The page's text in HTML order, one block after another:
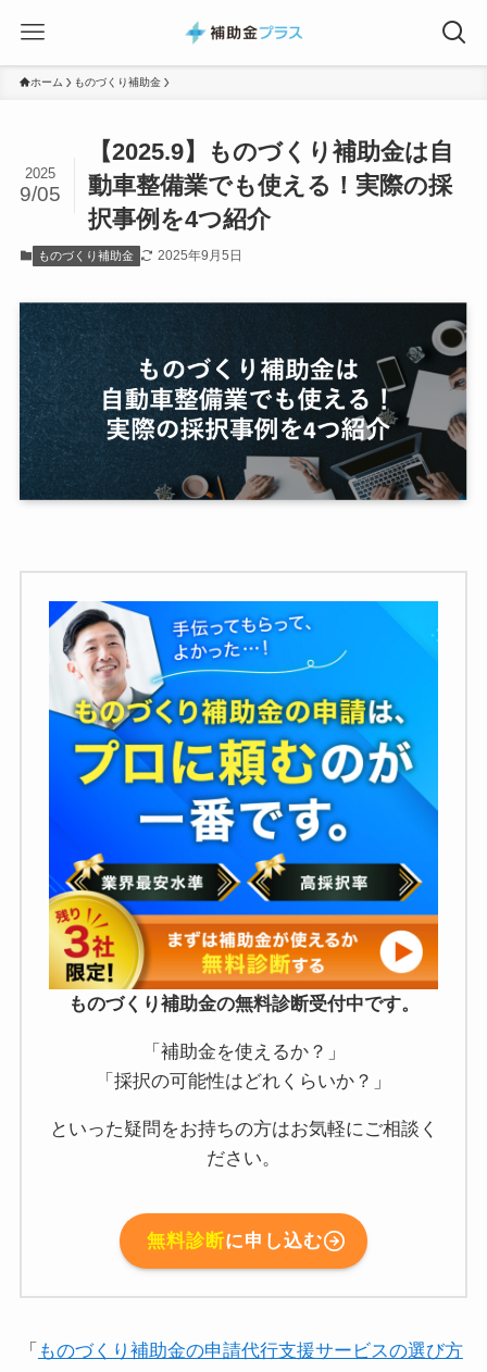
ホーム ものづくり補助金
【2025.9】ものづくり補助金は自
動車整備業でも使える！実際の採
択事例を4つ紹介
2025
9/05
ものづくり補助金 2025年9月5日
ものづくり補助金の無料診断受付中です。
「補助金を使えるか？」
「採択の可能性はどれくらいか？」
といった疑問をお持ちの方はお気軽にご相談く
ださい。
無料診断に申し込む
「 ものづくり補助金の申請代行支援サービスの選び方